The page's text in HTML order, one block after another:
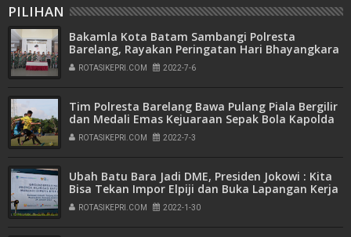
PILIHAN
Bakamla Kota Batam Sambangi Polresta
Barelang, Rayakan Peringatan Hari Bhayangkara
ke-76
ROTASIKEPRI.COM 2022-7-6
Tim Polresta Barelang Bawa Pulang Piala Bergilir
dan Medali Emas Kejuaraan Sepak Bola Kapolda
Kepri Cup Tahun 2022
ROTASIKEPRI.COM 2022-7-3
Ubah Batu Bara Jadi DME, Presiden Jokowi : Kita
Bisa Tekan Impor Elpiji dan Buka Lapangan Kerja
ROTASIKEPRI.COM 2022-1-30